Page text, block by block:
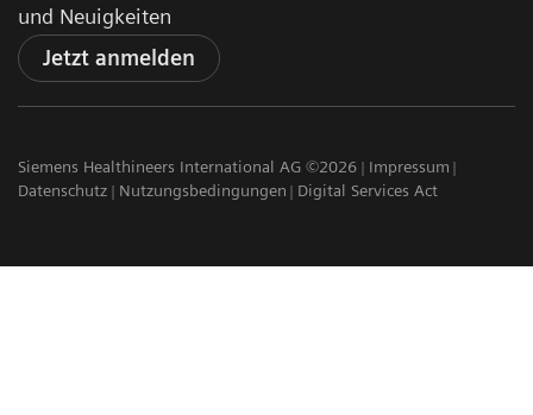
und Neuigkeiten
Jetzt anmelden
Siemens Healthineers International AG ©2026
Impressum
Datenschutz
Nutzungsbedingungen Digital Services Act